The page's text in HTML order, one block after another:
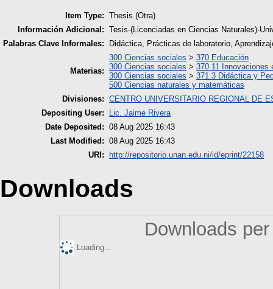
Item Type: Thesis (Otra)
Información Adicional: Tesis-(Licenciadas en Ciencias Naturales)-
Palabras Clave Informales:
Didáctica, Prácticas de laboratorio,
Materias:
300 Ciencias sociales > 370 Educación
300 Ciencias sociales > 370.11 Innovaciones
300 Ciencias sociales > 371.3 Didáctica y
500 Ciencias naturales y matemáticas
Divisiones: CENTRO UNIVERSITARIO REGIONAL DE
Depositing User:
Lic. Jaime Rivera
Date Deposited: 08 Aug 2025 16:43
Last Modified: 08 Aug 2025 16:43
URI:
http://repositorio.unan.edu.ni/id/eprint/22158
Downloads
Downloads
Loading...